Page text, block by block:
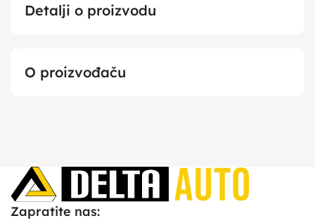
Detalji o proizvodu
O proizvođaču
Zapratite nas: